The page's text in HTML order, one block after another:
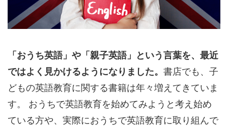
「おうち英語」や「親子英語」という言葉を、最近
ではよく見かけるようになりました。 書店でも、子
どもの英語教育に関する書籍は年々増えてきていま
す。 おうちで英語教育を始めてみようと考え始め
ている方や、実際におうちで英語教育に取り組んで